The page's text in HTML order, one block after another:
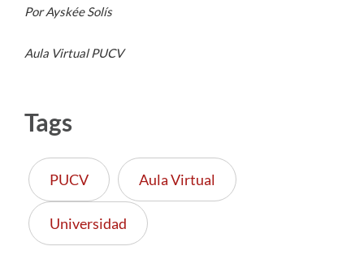
Por Ayskée Solís
Aula Virtual PUCV
Tags
PUCV Aula Virtual
Universidad